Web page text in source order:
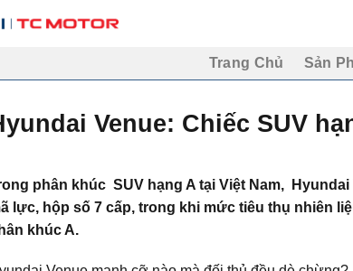
Trang Chủ Sản
Venue: Chiếc SUV
phân khúc SUVhạng A tại Việt Nam, Hyundai
lực, hộp số 7 cấp, trong khi mức tiêu thụ nhiên
khúc A.